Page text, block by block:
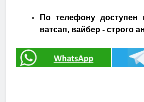
По телефону доступен
ватсап, вайбер - строго